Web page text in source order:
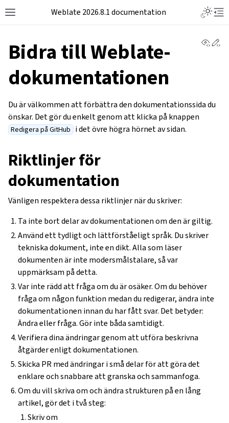
Weblate 2026.8.1 documentation
Bidra till Weblate-
dokumentationen
Du är välkommen att förbättra den dokumentationssida du
önskar. Det gör du enkelt genom att klicka på knappen
Redigera på GitHub i det övre högra hörnet av sidan.
Riktlinjer för
dokumentation
Vänligen respektera dessa riktlinjer när du skriver:
Ta inte bort delar av dokumentationen om den är giltig.
Använd ett tydligt och lättförståeligt språk. Du skriver
tekniska dokument, inte en dikt. Alla som läser
dokumenten är inte modersmålstalare, så var
uppmärksam på detta.
Var inte rädd att fråga om du är osäker. Om du behöver
fråga om någon funktion medan du redigerar, ändra inte
dokumentationen innan du har fått svar. Det betyder:
Ändra eller fråga. Gör inte båda samtidigt.
Verifiera dina ändringar genom att utföra beskrivna
åtgärder enligt dokumentationen.
Skicka PR med ändringar i små delar för att göra det
enklare och snabbare att granska och sammanfoga.
Om du vill skriva om och ändra strukturen på en lång
artikel, gör det i två steg:
Skriv om